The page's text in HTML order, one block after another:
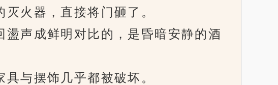
火器，直接将门砸了。
声成鲜明对比的，是昏暗安静的酒
与摆饰几乎都被破坏。